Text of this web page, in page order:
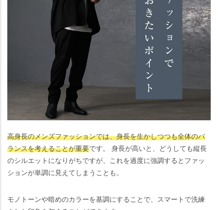
高身長のメンズファッションでは、身長を生かしつつも全体のバ
ランスを考えることが重要です。 身長が高いと、どうしても縦長
のシルエットになりがちですが、これを過度に強調するとファッ
ションが単調に見えてしまうことも。
モノトーンや暗めのカラーを基調にすることで、スマートで洗練